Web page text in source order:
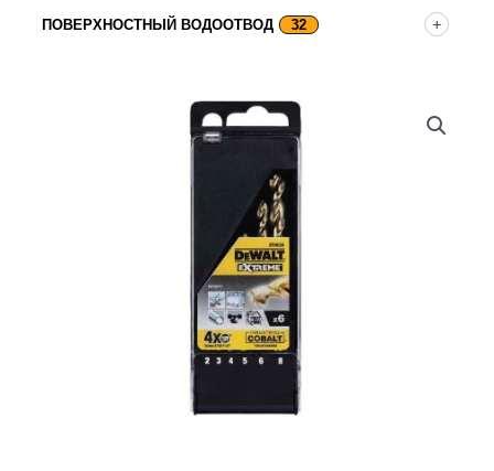
ПОВЕРХНОСТНЫЙ ВОДООТВОД 32